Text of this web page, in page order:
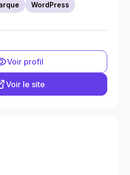
WordPress
Voir profil
Voir le site